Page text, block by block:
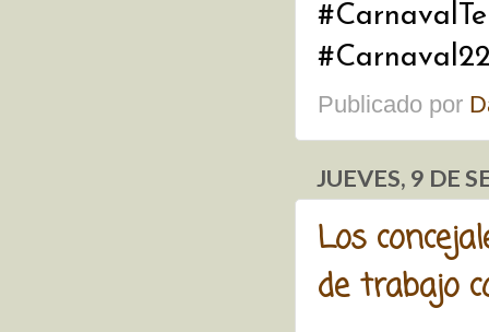
Publicado por
JUEVES, 9 DE
Los
de trabajo